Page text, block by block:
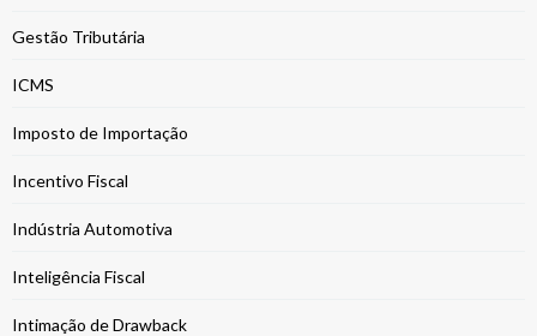
Gestão Tributária
ICMS
Imposto de Importação
Incentivo Fiscal
Indústria Automotiva
Inteligência Fiscal
Intimação de Drawback